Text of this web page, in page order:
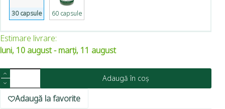
30 capsule 60 capsule
Estimare livrare:
luni, 10 august - marți, 11 august
Adaugă în coș
Adaugă la favorite